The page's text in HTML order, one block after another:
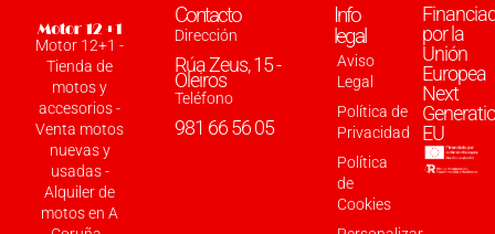
Motor 12+1 -
Tienda de
motos y
accesorios -
Venta motos
nuevas y
usadas -
Alquiler de
motos en A
Contacto
Dirección
Rúa Zeus, 15 -
Oleiros
Teléfono
981 66 56 05
Info
legal
Aviso
Legal
Política de
Privacidad
Política
de
Cookies
por la
Unión
Europea
Next
EU